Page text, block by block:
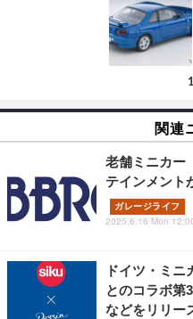
1
関連
老舗ミニカー
テインメント
ガレージライフ
2025.6.16 Mon
ドイツ・ミ
とのコラボ第
などをリリー